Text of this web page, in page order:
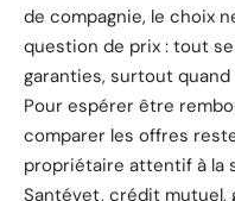
de compagnie, le choix
question de prix : tout
garanties, surtout
Pour espérer être
comparer les offres
propriétaire attentif à la
Santévet, crédit mutuel,